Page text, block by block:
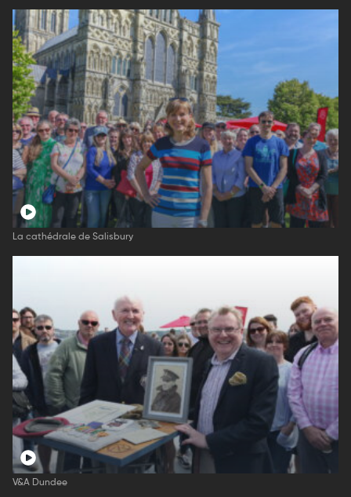
La cathédrale de Salisbury
V&A Dundee